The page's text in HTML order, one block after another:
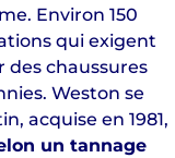
Environ 150
qui exigent
des chaussures
Weston se
acquise en 1981,
un tannage